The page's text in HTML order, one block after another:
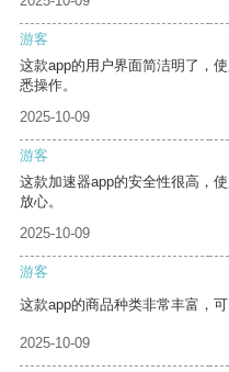
游客
这款app的用户界面简洁明了，
悉操作。
2025-10-09
游客
这款加速器app的安全性很高，
放心。
2025-10-09
游客
这款app的商品种类非常丰富，
2025-10-09